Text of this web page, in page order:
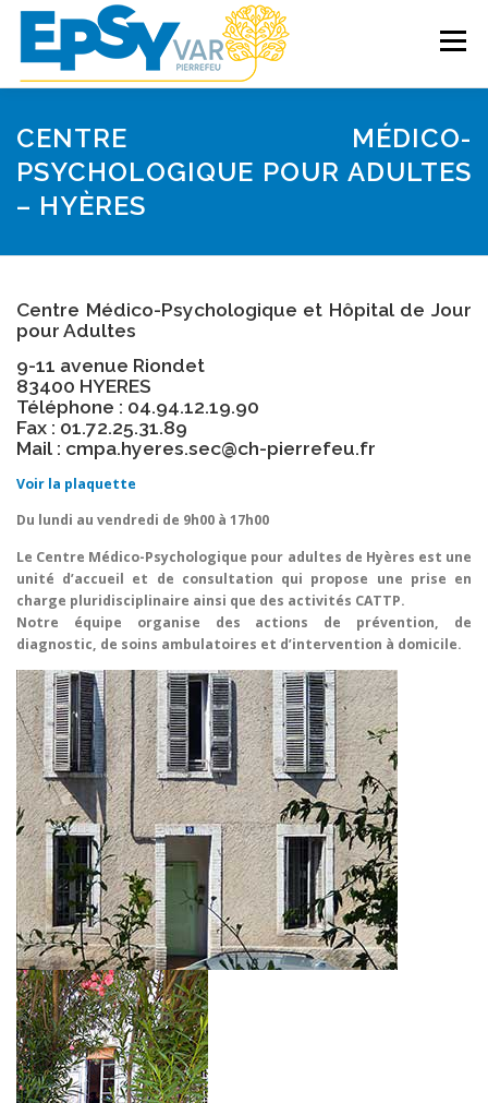
Aller
contenu
Menu
ACCUEIL
DROITS DES PATIENTS
CENTRE MÉDICO-
PSYCHOLOGIQUE POUR ADULTES
– HYÈRES
Centre Médico-Psychologique et Hôpital de Jour
pour Adultes
9-11 avenue Riondet
83400 HYERES
Téléphone : 04.94.12.19.90
Fax : 01.72.25.31.89
Mail : cmpa.hyeres.sec@ch-pierrefeu.fr
Voir la plaquette
Du lundi au vendredi de 9h00 à 17h00
Le Centre Médico-Psychologique pour adultes de Hyères est une
unité d’accueil et de consultation qui propose une prise en
charge pluridisciplinaire ainsi que des activités CATTP.
Notre équipe organise des actions de prévention, de
diagnostic, de soins ambulatoires et d’intervention à domicile.